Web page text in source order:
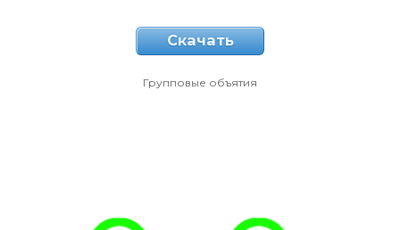
Скачать
Групповые объятия